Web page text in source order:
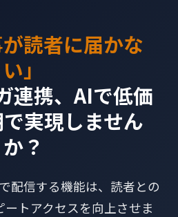
が読者に届かな
い」
連携、AIで低価
実現しません
か？
配信する機能は、読者との
トアクセスを向上させま